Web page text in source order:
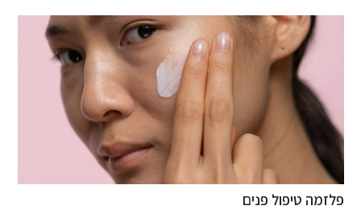
הקוסמטיקה החדשנית שמתמודדת עם פגמים